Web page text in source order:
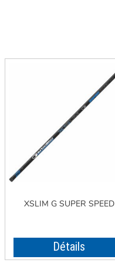
XSLIM G SUPER SPEED
Détails